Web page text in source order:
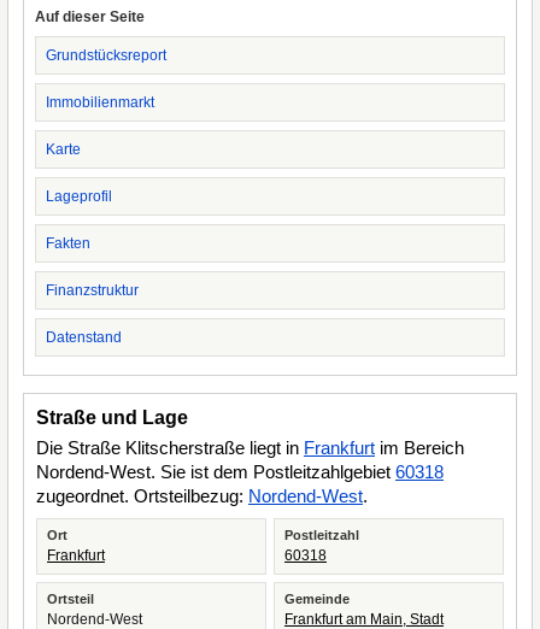
Auf dieser Seite
Grundstücksreport
Immobilienmarkt
Karte
Lageprofil
Fakten
Finanzstruktur
Datenstand
Straße und Lage
Die Straße Klitscherstraße liegt in Frankfurt im Bereich
Nordend-West. Sie ist dem Postleitzahlgebiet 60318
zugeordnet. Ortsteilbezug: Nordend-West.
Ort
Frankfurt
Postleitzahl
60318
Ortsteil
Nordend-West
Gemeinde
Frankfurt am Main, Stadt